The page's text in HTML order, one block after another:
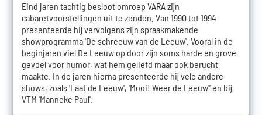
Eind jaren tachtig besloot omroep VARA zijn
cabaretvoorstellingen uit te zenden. Van 1990 tot 1994
presenteerde hij vervolgens zijn spraakmakende
showprogramma 'De schreeuw van de Leeuw'. Vooral in de
beginjaren viel De Leeuw op door zijn soms harde en grove
gevoel voor humor, wat hem geliefd maar ook berucht
maakte. In de jaren hierna presenteerde hij vele andere
shows, zoals 'Laat de Leeuw', 'Mooi! Weer de Leeuw'' en bij
VTM 'Manneke Paul'.